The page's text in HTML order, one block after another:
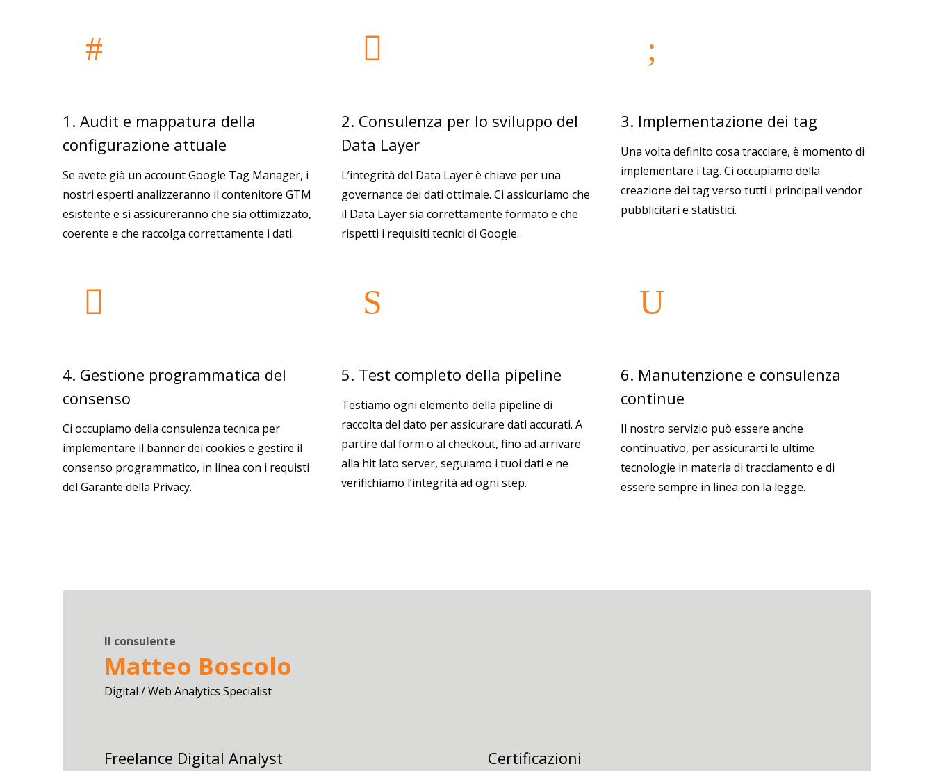
1. Audit e mappatura della
configurazione attuale
Se avete già un account Google Tag Manager, i
nostri esperti analizzeranno il contenitore GTM
esistente e si assicureranno che sia ottimizzato,
coerente e che raccolga correttamente i dati.
2. Consulenza per lo sviluppo del
Data Layer
L’integrità del Data Layer è chiave per una
governance dei dati ottimale. Ci assicuriamo che
il Data Layer sia correttamente formato e che
rispetti i requisiti tecnici di Google.
3. Implementazione dei tag
Una volta definito cosa tracciare, è momento di
implementare i tag. Ci occupiamo della
creazione dei tag verso tutti i principali vendor
pubblicitari e statistici.
4. Gestione programmatica del
consenso
Ci occupiamo della consulenza tecnica per
implementare il banner dei cookies e gestire il
consenso programmatico, in linea con i requisti
del Garante della Privacy.
5. Test completo della pipeline
Testiamo ogni elemento della pipeline di
raccolta del dato per assicurare dati accurati. A
partire dal form o al checkout, fino ad arrivare
alla hit lato server, seguiamo i tuoi dati e ne
verifichiamo l’integrità ad ogni step.
6. Manutenzione e consulenza
continue
Il nostro servizio può essere anche
continuativo, per assicurarti le ultime
tecnologie in materia di tracciamento e di
essere sempre in linea con la legge.
Il consulente
Matteo Boscolo
Digital / Web Analytics Specialist
Freelance Digital Analyst Certificazioni